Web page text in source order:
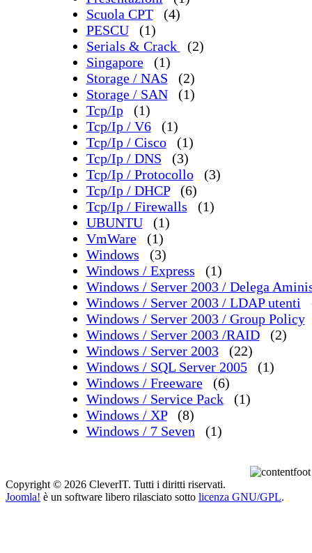
Scuola CPT
(4)
PESCU
(1)
Serials & Crack
(2)
Singapore
(1)
Storage / NAS
(2)
Storage / SAN
(1)
Tcp/Ip
(1)
Tcp/Ip / V6
(1)
Tcp/Ip / Cisco
(1)
Tcp/Ip / DNS
(3)
Tcp/Ip / Protocollo
(3)
Tcp/Ip / DHCP
(6)
Tcp/Ip / Firewalls
(1)
UBUNTU
(1)
VmWare
(1)
Windows
(3)
Windows / Express
(1)
Windows / Server 2003 / Delega
Windows / Server 2003 / LDAP utenti
Windows / Server 2003 / Group Policy
Windows / Server 2003 /RAID
(2)
Windows / Server 2003
(22)
Windows / SQL Server 2005
(1)
Windows / Freeware
(6)
Windows / Service Pack
(1)
Windows / XP
(8)
Windows / 7 Seven
(1)
Copyright © 2026 CleverIT. Tutti i diritti riservati.
Joomla! è un software libero rilasciato sotto licenza GNU/GPL.